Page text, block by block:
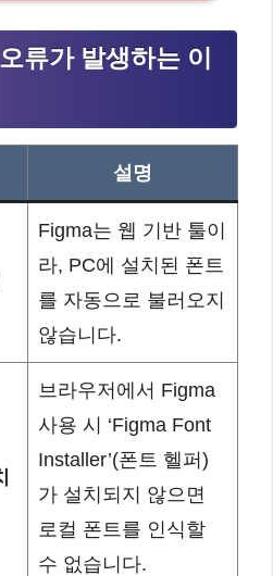
류가 발생하는 이
설명
Figma는 웹 기반 툴이
라, PC에 설치된 폰트
를 자동으로 불러오지
않습니다.
브라우저에서 Figma
사용 시 ‘Figma Font
Installer’(폰트 헬퍼)
가 설치되지 않으면
로컬 폰트를 인식할
수 없습니다.